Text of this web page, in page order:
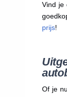
Vind je
prijs!
Of je